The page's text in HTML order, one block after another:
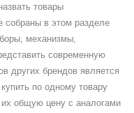
товары
собраны в этом разделе
механизмы,
современную
других брендов является
по одному товару
общую цену с аналогами